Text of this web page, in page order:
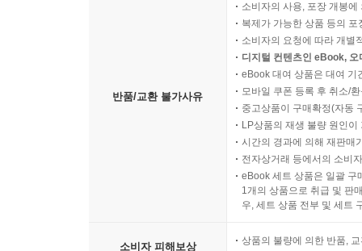
반품/교환 불가사유
소비자의 사용, 포장 개봉
복제가 가능한 상품 등의
소비자의 요청에 따라 개별
디지털 컨텐츠인 eBook,
eBook 대여 상품은 대여 기
모바일 쿠폰 등록 후 취소/
중고상품이 구매확정(자동
LP상품의 재생 불량 원인
시간의 경과에 의해 재판매
전자상거래 등에서의 소비
eBook 세트 상품은 일괄 구
1개의 상품으로 취급 및 판
우, 세트 상품 전부 및 세트
소비자 피해보상
상품의 불량에 의한 반품,